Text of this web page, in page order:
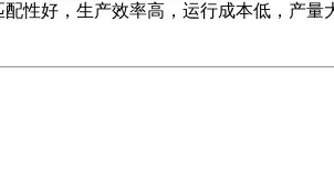
性好，生产效率高，运行成本低，产